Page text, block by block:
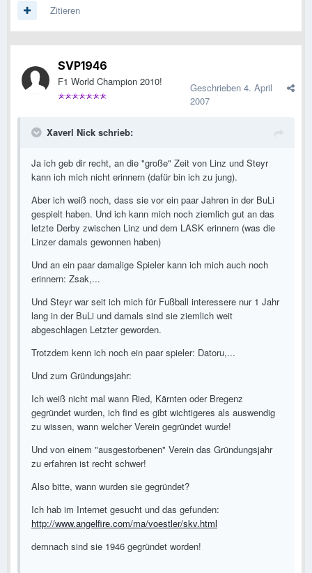
Zitieren
SVP1946
F1 World Champion 2010! Geschrieben 4. April
2007
Xaverl Nick schrieb:
Ja ich geb dir recht, an die "große" Zeit von Linz und Steyr
kann ich mich nicht erinnern (dafür bin ich zu jung).
Aber ich weiß noch, dass sie vor ein paar Jahren in der BuLi
gespielt haben. Und ich kann mich noch ziemlich gut an das
letzte Derby zwischen Linz und dem LASK erinnern (was die
Linzer damals gewonnen haben)
Und an ein paar damalige Spieler kann ich mich auch noch
erinnern: Zsak,...
Und Steyr war seit ich mich für Fußball interessere nur 1 Jahr
lang in der BuLi und damals sind sie ziemlich weit
abgeschlagen Letzter geworden.
Trotzdem kenn ich noch ein paar spieler: Datoru,...
Und zum Gründungsjahr:
Ich weiß nicht mal wann Ried, Kärnten oder Bregenz
gegründet wurden, ich find es gibt wichtigeres als auswendig
zu wissen, wann welcher Verein gegründet wurde!
Und von einem "ausgestorbenen" Verein das Gründungsjahr
zu erfahren ist recht schwer!
Also bitte, wann wurden sie gegründet?
Ich hab im Internet gesucht und das gefunden:
http://www.angelfire.com/ma/voestler/skv.html
demnach sind sie 1946 gegründet worden!